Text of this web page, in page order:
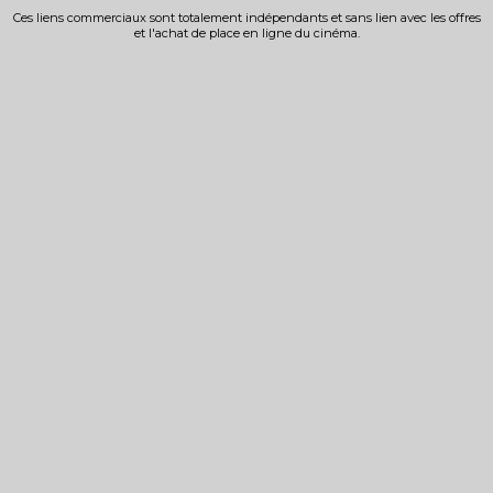
Ces liens commerciaux sont totalement indépendants et sans lien avec les offres
et l'achat de place en ligne du cinéma.